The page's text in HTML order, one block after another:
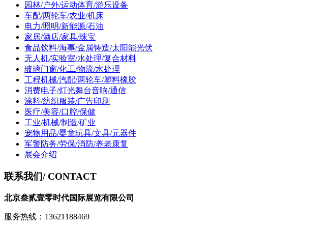
园林/户外/运动体育/游乐设备
车配/两轮车/农业/机床
电力/照明/新能源/石油
家居/酒店/家具/珠宝
食品饮料/海事/金属铸造/太阳能光伏
无人机/实验室/水处理/复合材料
玻璃门窗/化工/物流/水处理
工程机械/汽配/两轮车/塑料橡胶
消费电子/灯光舞台音响/通信
涂料/纺织服装/广告印刷
医疗/美容/口腔/保健
工业/机械/制造/矿业
宠物用品/婴童玩具/文具/元器件
军警防务/劳保/消防/养老康复
展会介绍
联系我们/ CONTACT
北京叁贰壹零时代国际展览有限公司
服务热线：13621188469